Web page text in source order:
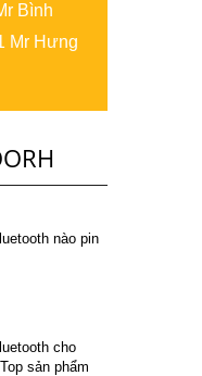
Bình
Mr Hưng
nào pin
cho
sản phẩm